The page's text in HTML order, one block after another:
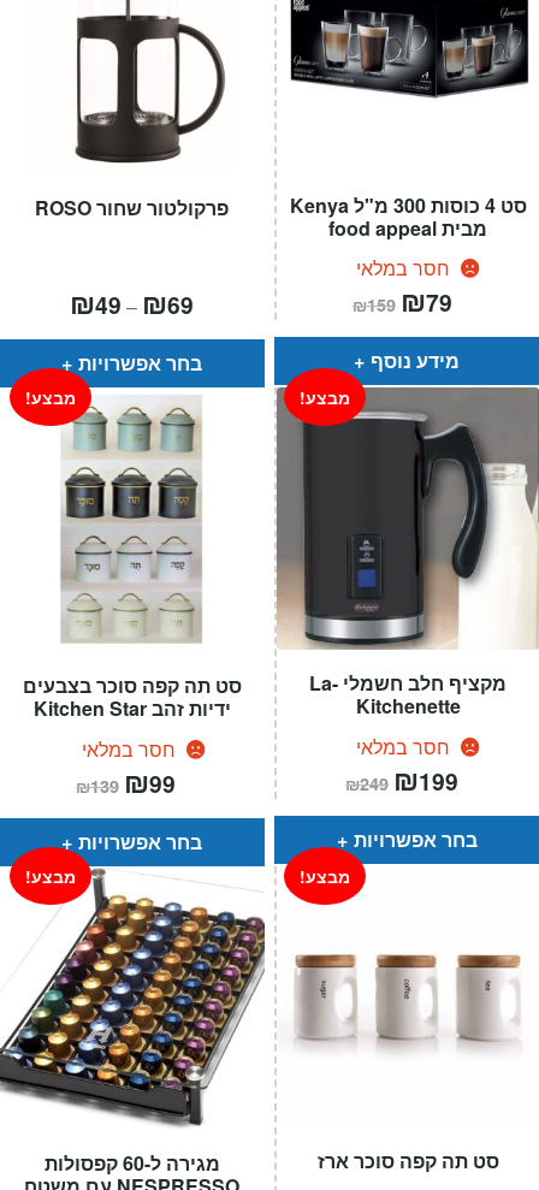
פרקולטור שחור ROSO
₪49 – ₪69
⁦₪49⁩
עד
בחר אפשרויות
סט 4 כוסות 300 מ"ל Kenya
מבית food appeal
חסר במלאי
₪159 המחיר
המקורי
היה:
₪159.
₪79
הוא:
מידע נוסף
סט תה קפה סוכר בצבעים
ידיות זהב Kitchen Star
חסר במלאי
מבצע!
₪139 המחיר
המקורי
היה:
₪139.
₪99
הוא:
בחר אפשרויות
מקציף חלב חשמלי La-
Kitchenette
חסר במלאי
מבצע!
₪249 המחיר
המקורי
היה:
₪249.
₪199
הוא:
בחר אפשרויות
מגירה ל-60 קפסולות
מבצע!
סט תה קפה סוכר ארז
מבצע!